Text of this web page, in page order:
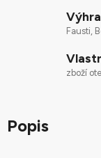
Fausti,
zboží
Popis